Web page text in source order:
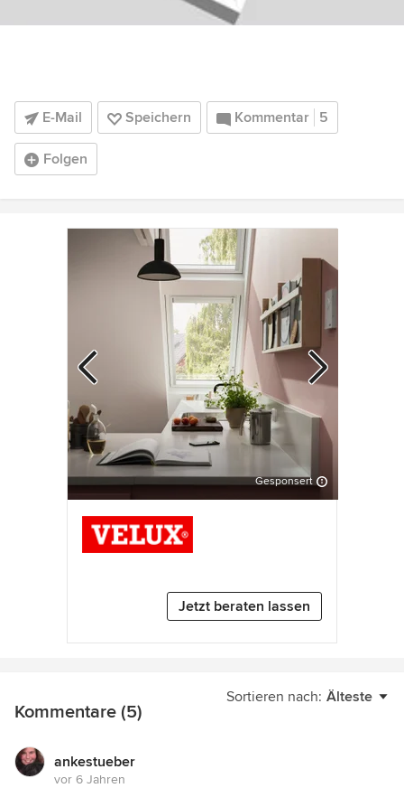
E-Mail Speichern Kommentar 5
Folgen
Zurück
Weiter
Gesponsert
Jetzt beraten lassen
Sortieren nach: Älteste
Kommentare (5)
ankestueber
vor 6 Jahren